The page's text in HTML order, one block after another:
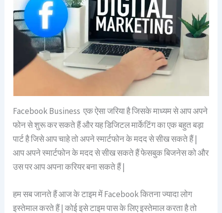
Facebook Business एक ऐसा जरिया है जिसके माध्यम से आप अपने
फोन से शुरू कर सकते हैं और यह डिजिटल मार्केटिंग का एक बहुत बड़ा
पार्ट है जिसे आप चाहे तो अपने स्मार्टफोन के मदद से सीख सकते हैं |
आप अपने स्मार्टफोन के मदद से सीख सकते हैं फेसबुक बिजनेस को और
उस पर आप अपना करियर बना सकते हैं |
हम सब जानते हैं आज के टाइम में Facebook कितना ज्यादा लोग
इस्तेमाल करते हैं | कोई इसे टाइम पास के लिए इस्तेमाल करता है तो